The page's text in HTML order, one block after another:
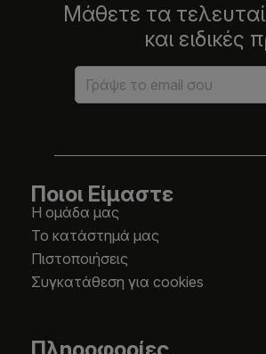
Μάθετε τα
και
Ποιοι Είμαστε
Η ομάδα μας
Το κατάστημά μας
Πιστοποιήσεις
Συγκατάθεση για cookies